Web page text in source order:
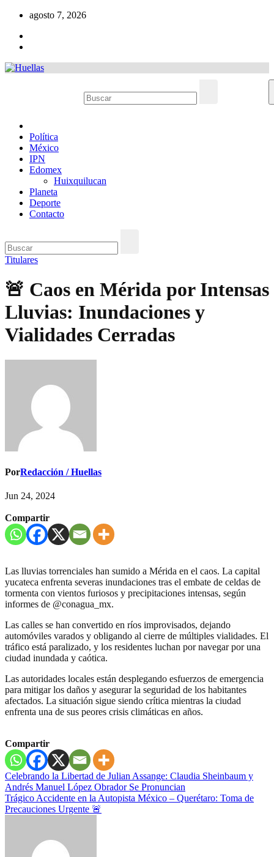
contenido
agosto 7, 2026
Política
México
IPN
Edomex
Huixquilucan
Planeta
Deporte
Contacto
Titulares
🚨 Caos en Mérida por Intensas
Lluvias: Inundaciones y
Vialidades Cerradas
PorRedacción / Huellas
Jun 24, 2024
Compartir
Las lluvias torrenciales han sumido a Mérida en el caos. La capital
yucateca enfrenta severas inundaciones tras el embate de celdas de
tormenta con vientos furiosos y precipitaciones intensas, según
informes de @conagua_mx.
Las calles se han convertido en ríos improvisados, dejando
automóviles varados y obligando al cierre de múltiples vialidades. El
tráfico está paralizado, y los residentes luchan por navegar por una
ciudad inundada y caótica.
Las autoridades locales están desplegando esfuerzos de emergencia
para mitigar los daños y asegurar la seguridad de los habitantes
afectados. La situación sigue siendo crítica mientras la ciudad
enfrenta una de sus peores crisis climáticas en años.
Compartir
Navegación
de
entradas
Celebrando la Libertad de Julian Assange: Claudia Sheinbaum y
Andrés Manuel López Obrador Se Pronuncian
Trágico Accidente en la Autopista México – Querétaro: Toma de
Precauciones Urgente 🚨